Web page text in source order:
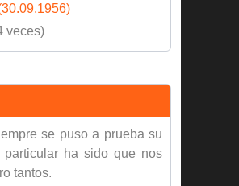
veces)
se puso a prueba su
ha sido que nos
tantos.